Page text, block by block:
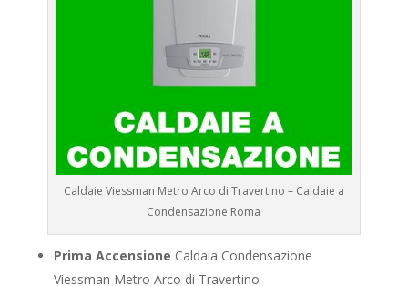
Caldaie Viessman Metro Arco di Travertino – Caldaie a
Condensazione Roma
Prima Accensione Caldaia Condensazione
Viessman Metro Arco di Travertino